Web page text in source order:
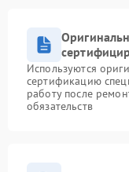
Используются
сертификацию
работу после
обязательств